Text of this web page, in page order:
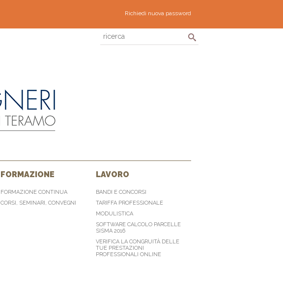
Richiedi nuova password
FORMAZIONE
FORMAZIONE CONTINUA
CORSI, SEMINARI, CONVEGNI
LAVORO
BANDI E CONCORSI
TARIFFA PROFESSIONALE
MODULISTICA
SOFTWARE CALCOLO PARCELLE
SISMA 2016
VERIFICA LA CONGRUITÀ DELLE
TUE PRESTAZIONI
PROFESSIONALI ONLINE